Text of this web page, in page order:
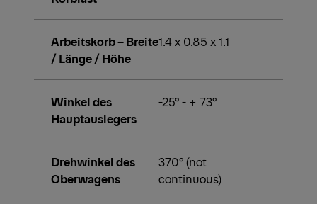
Arbeitskorb – Breite
/ Länge / Höhe
1.4 x 0.85 x 1.1
Winkel des
Hauptauslegers
-25° - + 73°
Drehwinkel des
Oberwagens
370° (not
continuous)